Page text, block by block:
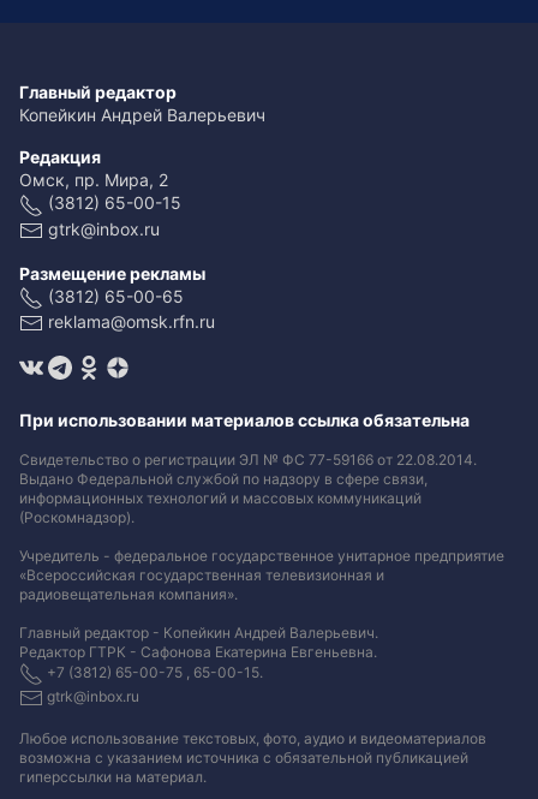
Главный редактор
Копейкин Андрей Валерьевич
Редакция
Омск, пр. Мира, 2
(3812) 65-00-15
gtrk@inbox.ru
Размещение рекламы
(3812) 65-00-65
reklama@omsk.rfn.ru
При использовании материалов ссылка обязательна
Свидетельство о регистрации ЭЛ № ФС 77-59166 от 22.08.2014.
Выдано Федеральной службой по надзору в сфере связи,
информационных технологий и массовых коммуникаций
(Роскомнадзор).
Учредитель - федеральное государственное унитарное предприятие
«Всероссийская государственная телевизионная и
радиовещательная компания».
Главный редактор - Копейкин Андрей Валерьевич.
Редактор ГТРК - Сафонова Екатерина Евгеньевна.
+7 (3812) 65-00-75 , 65-00-15.
gtrk@inbox.ru
Любое использование текстовых, фото, аудио и видеоматериалов
возможна с указанием источника с обязательной публикацией
гиперссылки на материал.